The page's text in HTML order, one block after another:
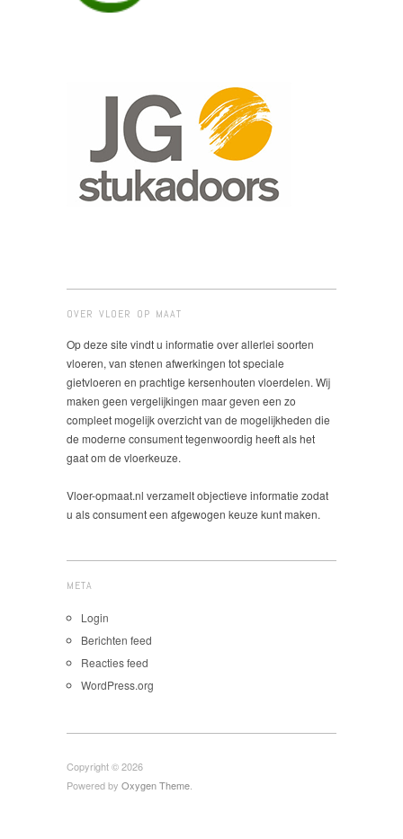
OVER VLOER OP MAAT
Op deze site vindt u informatie over allerlei soorten
vloeren, van stenen afwerkingen tot speciale
gietvloeren en prachtige kersenhouten vloerdelen. Wij
maken geen vergelijkingen maar geven een zo
compleet mogelijk overzicht van de mogelijkheden die
de moderne consument tegenwoordig heeft als het
gaat om de vloerkeuze.
Vloer-opmaat.nl verzamelt objectieve informatie zodat
u als consument een afgewogen keuze kunt maken.
META
Login
Berichten feed
Reacties feed
WordPress.org
Copyright © 2026
Powered by Oxygen Theme